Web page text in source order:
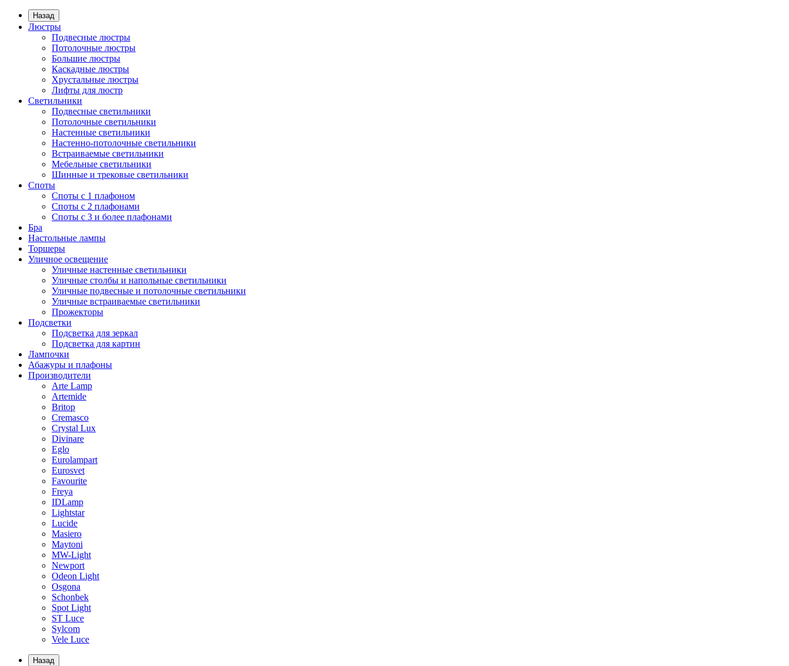
Назад
Люстры
Подвесные люстры
Потолочные люстры
Большие люстры
Каскадные люстры
Хрустальные люстры
Лифты для люстр
Светильники
Подвесные светильники
Потолочные светильники
Настенные светильники
Настенно-потолочные светильники
Встраиваемые светильники
Мебельные светильники
Шинные и трековые светильники
Споты
Споты с 1 плафоном
Споты с 2 плафонами
Споты с 3 и более плафонами
Бра
Настольные лампы
Торшеры
Уличное освещение
Уличные настенные светильники
Уличные столбы и напольные светильники
Уличные подвесные и потолочные светильники
Уличные встраиваемые светильники
Прожекторы
Подсветки
Подсветка для зеркал
Подсветка для картин
Лампочки
Абажуры и плафоны
Производители
Arte Lamp
Artemide
Britop
Cremasco
Crystal Lux
Divinare
Eglo
Eurolampart
Eurosvet
Favourite
Freya
IDLamp
Lightstar
Lucide
Masiero
Maytoni
MW-Light
Newport
Odeon Light
Osgona
Schonbek
Spot Light
ST Luce
Sylcom
Vele Luce
Назад